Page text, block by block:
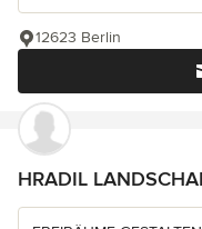
12623 Berlin
HRADIL